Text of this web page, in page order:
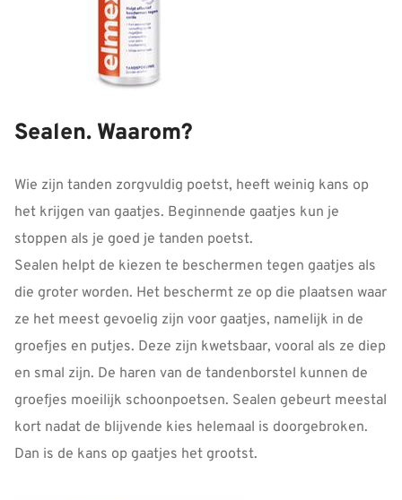
Sealen. Waarom?
Wie zijn tanden zorgvuldig poetst, heeft weinig kans op
het krijgen van gaatjes. Beginnende gaatjes kun je
stoppen als je goed je tanden poetst.
Sealen helpt de kiezen te beschermen tegen gaatjes als
die groter worden. Het beschermt ze op die plaatsen waar
ze het meest gevoelig zijn voor gaatjes, namelijk in de
groefjes en putjes. Deze zijn kwetsbaar, vooral als ze diep
en smal zijn. De haren van de tandenborstel kunnen de
groefjes moeilijk schoonpoetsen. Sealen gebeurt meestal
kort nadat de blijvende kies helemaal is doorgebroken.
Dan is de kans op gaatjes het grootst.